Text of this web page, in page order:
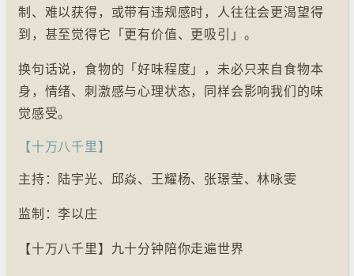
制、难以获得，或带有违规感时，人往往会更渴望得
到，甚至觉得它「更有价值、更吸引」。
换句话说，食物的「好味程度」，未必只来自食物本
身，情绪、刺激感与心理状态，同样会影响我们的味
觉感受。
【十万八千里】
主持：陆宇光、邱焱、王耀杨、张璟莹、林咏雯
监制：李以庄
【十万八千里】九十分钟陪你走遍世界